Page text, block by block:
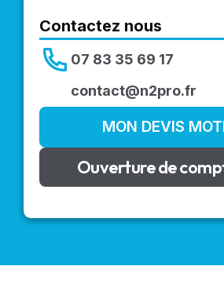
Contactez nous
07 83 35 69 17
contact@n2pro.fr
MON DEVIS
Ouverture de